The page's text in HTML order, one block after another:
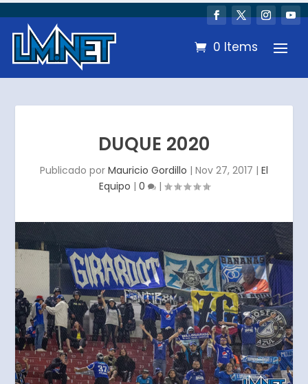
0 Items
DUQUE 2020
Publicado por Mauricio Gordillo | Nov 27, 2017 | El
Equipo | 0 |